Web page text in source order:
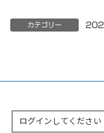
カテゴリー
ログインしてください